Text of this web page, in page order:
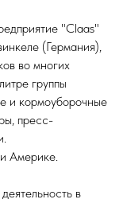
"Claas"
(Германия),
во многих
группы
и кормоуборочные
пресс-
Америке.
в